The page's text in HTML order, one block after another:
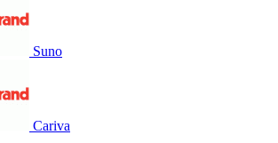
Suno
Cariva